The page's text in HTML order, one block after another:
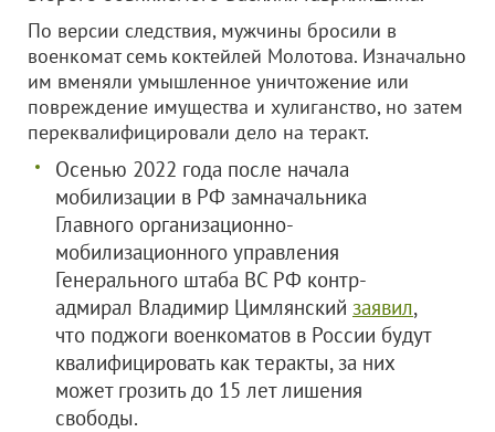
По версии следствия, мужчины бросили в
военкомат семь коктейлей Молотова. Изначально
им вменяли умышленное уничтожение или
повреждение имущества и хулиганство, но затем
переквалифицировали дело на теракт.
Осенью 2022 года после начала
мобилизации в РФ замначальника
Главного организационно-
мобилизационного управления
Генерального штаба ВС РФ контр-
адмирал Владимир Цимлянский заявил,
что поджоги военкоматов в России будут
квалифицировать как теракты, за них
может грозить до 15 лет лишения
свободы.